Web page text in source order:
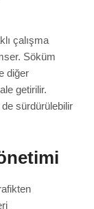
çalışma
Söküm
diğer
getirilir.
sürdürülebilir